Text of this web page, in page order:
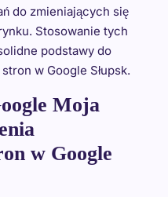
do zmieniających się
Stosowanie tych
podstawy do
w Google Słupsk.
Moja
w Google